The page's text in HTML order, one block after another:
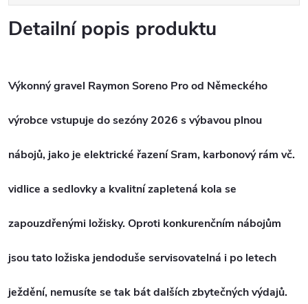
Detailní popis produktu
Výkonný gravel Raymon Soreno Pro od Německého
výrobce vstupuje do sezóny 2026 s výbavou plnou
nábojů, jako je elektrické řazení Sram, karbonový rám vč.
vidlice a sedlovky a kvalitní zapletená kola se
zapouzdřenými ložisky. Oproti konkurenčním nábojům
jsou tato ložiska jendoduše servisovatelná i po letech
ježdění, nemusíte se tak bát dalších zbytečných výdajů.